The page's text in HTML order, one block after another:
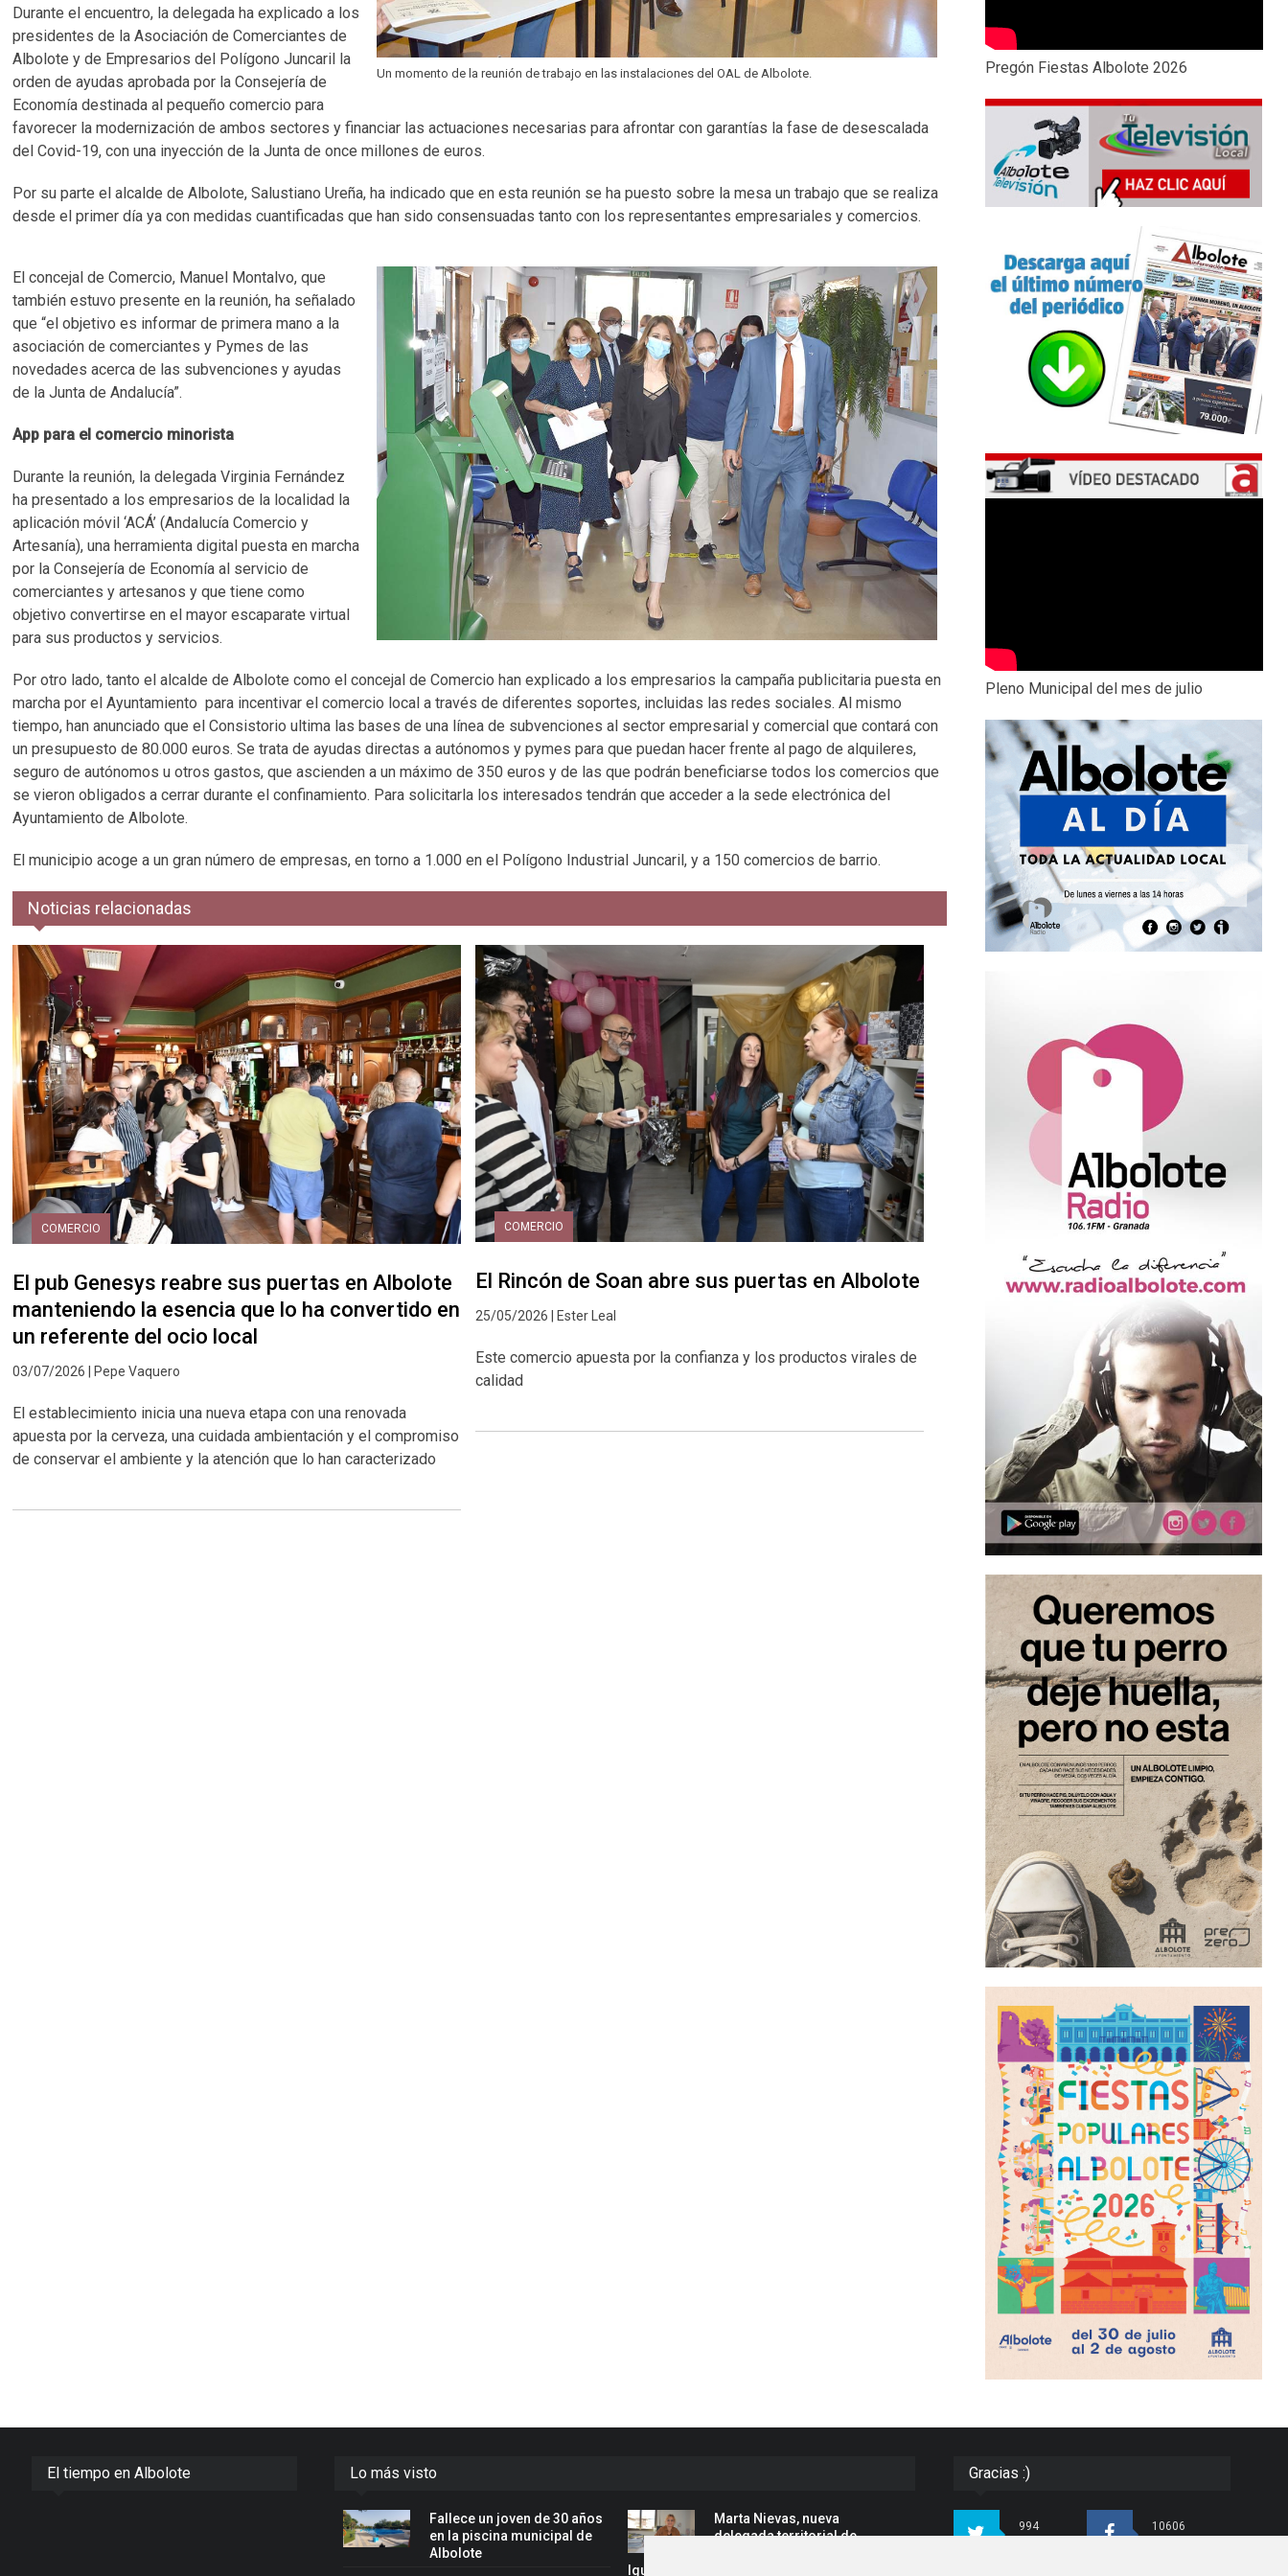
Un momento de la reunión de trabajo en las instalaciones del OAL de Albolote.
Durante el encuentro, la delegada ha explicado a los
presidentes de la Asociación de Comerciantes de
Albolote y de Empresarios del Polígono Juncaril la
orden de ayudas aprobada por la Consejería de
Economía destinada al pequeño comercio para
favorecer la modernización de ambos sectores y financiar las actuaciones necesarias para afrontar con garantías la fase de desescalada
del Covid-19, con una inyección de la Junta de once millones de euros.
Por su parte el alcalde de Albolote, Salustiano Ureña, ha indicado que en esta reunión se ha puesto sobre la mesa un trabajo que se realiza
desde el primer día ya con medidas cuantificadas que han sido consensuadas tanto con los representantes empresariales y comercios.
El concejal de Comercio, Manuel Montalvo, que
también estuvo presente en la reunión, ha señalado
que “el objetivo es informar de primera mano a la
asociación de comerciantes y Pymes de las
novedades acerca de las subvenciones y ayudas
de la Junta de Andalucía”.
App para el comercio minorista
Durante la reunión, la delegada Virginia Fernández
ha presentado a los empresarios de la localidad la
aplicación móvil ‘ACÁ’ (Andalucía Comercio y
Artesanía), una herramienta digital puesta en marcha
por la Consejería de Economía al servicio de
comerciantes y artesanos y que tiene como
objetivo convertirse en el mayor escaparate virtual
para sus productos y servicios.
Por otro lado, tanto el alcalde de Albolote como el concejal de Comercio han explicado a los empresarios la campaña publicitaria puesta en
marcha por el Ayuntamiento para incentivar el comercio local a través de diferentes soportes, incluidas las redes sociales. Al mismo
tiempo, han anunciado que el Consistorio ultima las bases de una línea de subvenciones al sector empresarial y comercial que contará con
un presupuesto de 80.000 euros. Se trata de ayudas directas a autónomos y pymes para que puedan hacer frente al pago de alquileres,
seguro de autónomos u otros gastos, que ascienden a un máximo de 350 euros y de las que podrán beneficiarse todos los comercios que
se vieron obligados a cerrar durante el confinamiento. Para solicitarla los interesados tendrán que acceder a la sede electrónica del
Ayuntamiento de Albolote.
El municipio acoge a un gran número de empresas, en torno a 1.000 en el Polígono Industrial Juncaril, y a 150 comercios de barrio.
Noticias relacionadas
COMERCIO
El pub Genesys reabre sus puertas en Albolote
manteniendo la esencia que lo ha convertido en
un referente del ocio local
03/07/2026 | Pepe Vaquero
El establecimiento inicia una nueva etapa con una renovada
apuesta por la cerveza, una cuidada ambientación y el compromiso
de conservar el ambiente y la atención que lo han caracterizado
COMERCIO
El Rincón de Soan abre sus puertas en Albolote
25/05/2026 | Ester Leal
Este comercio apuesta por la confianza y los productos virales de
calidad
Pregón Fiestas Albolote 2026
Pleno Municipal del mes de julio
El tiempo en Albolote Lo más visto
Fallece un joven de 30 años
en la piscina municipal de
Albolote
Marta Nievas, nueva
delegada territorial de
Igualdad de la Junta en Granada
Gracias :)
994
10606